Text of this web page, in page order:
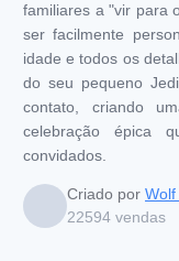
familiares a "vir para
ser facilmente
idade e todos os
do seu pequeno
contato, criando
celebração épica
convidados.
Criado por
22594 vendas